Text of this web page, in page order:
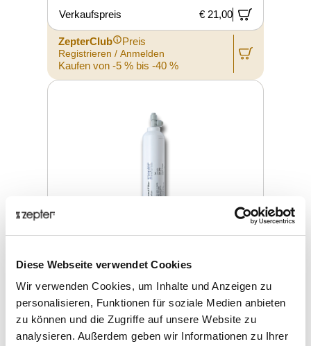
Diese Webseite verwendet Cookies
Wir verwenden Cookies, um Inhalte und Anzeigen zu
personalisieren, Funktionen für soziale Medien anbieten
zu können und die Zugriffe auf unsere Website zu
analysieren. Außerdem geben wir Informationen zu Ihrer
Verkaufspreis € 21,00
ZepterClub Preis
Registrieren / Anmelden
Kaufen von -5 % bis -40 %
COCONUT FILTER (POST CARBON)